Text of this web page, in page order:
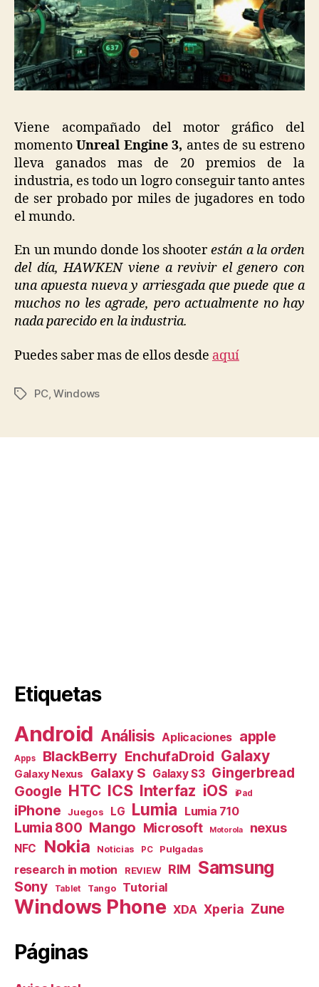
Viene acompañado del motor gráfico del
momentoUnreal Engine 3, antes de su estreno
lleva ganados mas de 20 premios de la
industria, es todo un logro conseguir tanto antes
de ser probado por miles de jugadores en todo
el mundo.
En un mundo donde los shooterestán a la orden
del día, HAWKEN viene a revivir el genero con
una apuesta nueva y arriesgada que puede que a
muchos no les agrade, pero actualmente no hay
nada parecido en la industria.
Puedes saber mas de ellos desde aquí
Etiquetas
PC, Windows
Etiquetas
Android Análisis Aplicaciones apple
Apps BlackBerry EnchufaDroid Galaxy
Galaxy Nexus Galaxy S Galaxy S3 Gingerbread
Google HTC ICS Interfaz iOS iPad
iPhone Juegos LG Lumia Lumia 710
Lumia 800 Mango Microsoft Motorola nexus
NFC Nokia Noticias PC Pulgadas
research in motion REVIEW RIM Samsung
Sony Tablet Tango Tutorial
Windows Phone XDA Xperia Zune
Páginas